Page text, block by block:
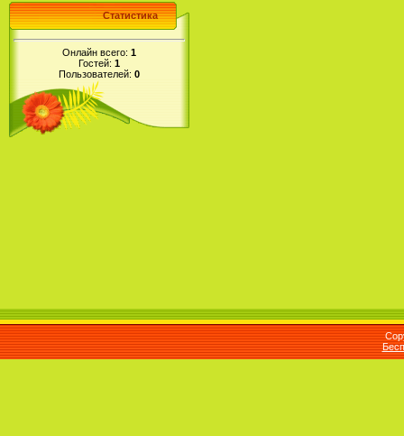
Статистика
Онлайн всего: 1
Гостей: 1
Пользователей: 0